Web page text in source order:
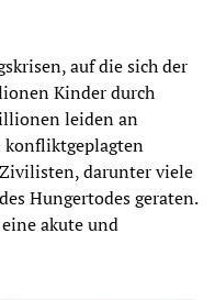
auf die sich der
Kinder durch
leiden an
konfliktgeplagten
darunter viele
Hungertodes geraten.
akute und